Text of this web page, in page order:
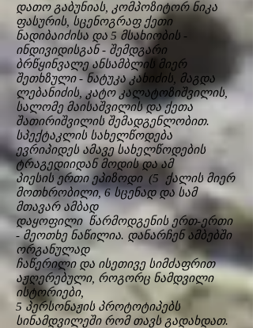
დათო გაბუნიას, კომპოზიტორ ნიკა
ფასურის, სცენოგრაფ ქეთი
ნადიბაიძისა და 5 მსახიობის -
ინდივიდისგან - შემდგარი
ბრწყინვალე ანსამბლის მიერ
შეთხზული - ნატუკა კახიძის, მაგდა
ლებანიძის, კატო კალატოზიშვილის,
სალომე მაისაშვილის და ქეთა
შათირიშვილის შემადგენლობით.
სპექტაკლის სახელწოდება
ევრიპიდეს ამავე სახელწოდების
ტრაგედიიდან მოდის და ამ
პიესის ერთი ეპიზოდი (5 ქალის მიერ
მოთხრობილი, 6 სცენად და სამ
მთავარ ამბად
დაყოფილი წარმოდგენის ერთ-ერთი
- მეოთხე ნაწილია. დანარჩენ ამბებში
ორგანულად
ჩაწერილი და ისეთივე სიმძაფრით
აჟღერებული, როგორც ნამდვილი
ისტორიები,
5 პერსონაჟის პროტოტიპებს
სინამდვილეში რომ თავს გადახდათ.